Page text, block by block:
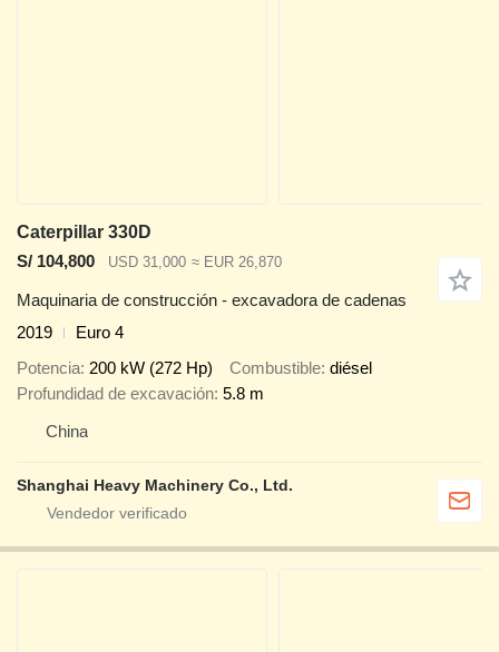
Caterpillar 330D
S/ 104,800
USD 31,000 ≈ EUR 26,870
Maquinaria de construcción - excavadora de cadenas
2019
Euro 4
Potencia 200 kW (272 Hp) Combustible diésel
Profundidad de excavación 5.8 m
China
Shanghai Heavy Machinery Co., Ltd.